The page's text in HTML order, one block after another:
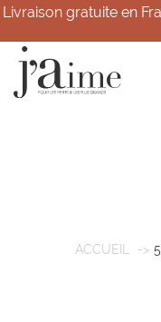
Livraison gratuite en
ACCUEIL